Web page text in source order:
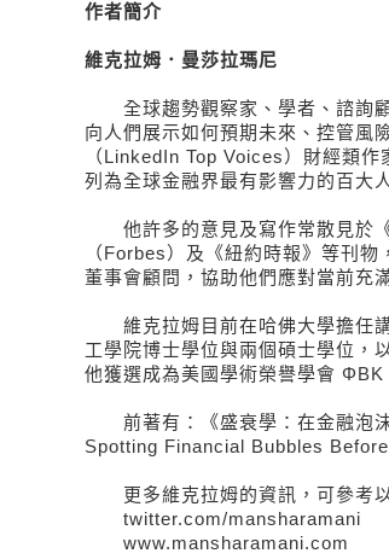
作者簡介
維克拉姆．曼莎拉瑪尼
全球趨勢觀察家、學者、諮詢顧
向人們展示如何預期未來、控管風
（LinkedIn Top Voices）財經類
列為全球金融界最有影響力的百大
他許多的意見及寫作常散見於《
（Forbes）及《紐約時報》等刊
董事會顧問，協助他們應對當前充
維克拉姆目前在哈佛大學擔任講
工學院博士學位與兩個碩士學位，
他獲選成為美國學術榮譽學會 ΦΒΚ
前著有：《盛衰學：在金融泡
Spotting Financial Bubbles Before
更多維克拉姆的資訊，可參考以
twitter.com/mansharamani
www.mansharamani.com